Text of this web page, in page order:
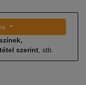
szerint , stb.